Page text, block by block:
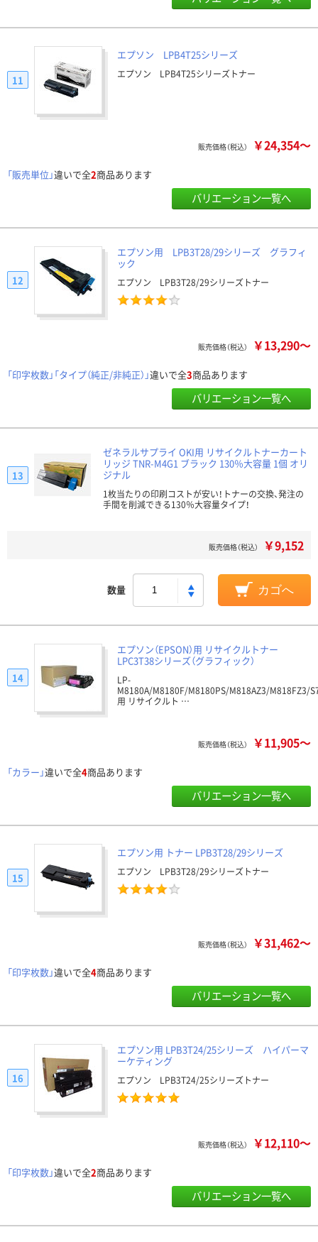
エプソン LPB4T25シリーズ
エプソン LPB4T25シリーズトナー
11
販売価格（税込） ￥24,354～
「販売単位」違いで全2商品あります
バリエーション一覧へ
エプソン用 LPB3T28/29シリーズ グラフィ
ック
エプソン LPB3T28/29シリーズトナー
12
販売価格（税込） ￥13,290～
「印字枚数」「タイプ（純正/非純正）」違いで全3商品あります
バリエーション一覧へ
ゼネラルサプライ OKI用 リサイクルトナーカート
リッジ TNR-M4G1 ブラック 130％大容量 1個 オリ
ジナル
1枚当たりの印刷コストが安い！トナーの交換、発注の
手間を削減できる130％大容量タイプ！
13
販売価格（税込） ￥9,152
数量 カゴへ
エプソン（EPSON）用 リサイクルトナー
LPC3T38シリーズ（グラフィック）
LP-
M8180A/M8180F/M8180PS/M818AZ3/M818FZ3/
用 リサイクルト …
14
販売価格（税込） ￥11,905～
「カラー」違いで全4商品あります
バリエーション一覧へ
エプソン用 トナー LPB3T28/29シリーズ
エプソン LPB3T28/29シリーズトナー
15
販売価格（税込） ￥31,462～
「印字枚数」違いで全4商品あります
バリエーション一覧へ
エプソン用 LPB3T24/25シリーズ ハイパーマ
ーケティング
エプソン LPB3T24/25シリーズトナー
16
販売価格（税込） ￥12,110～
「印字枚数」違いで全2商品あります
バリエーション一覧へ